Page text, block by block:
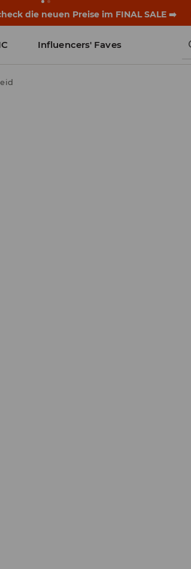
die neuen Preise im FINAL SALE ➡️
Influencers' Faves